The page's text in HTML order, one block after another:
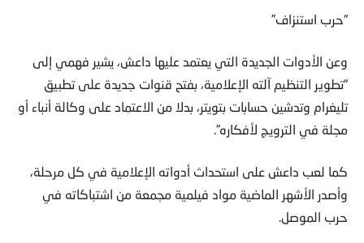
“حرب استنزاف”
وعن الأدوات الجديدة التي يعتمد عليها داعش، يشير فهمي إلى
“تطوير التنظيم آلته الإعلامية، بفتح قنوات جديدة على تطبيق
تليغرام وتدشين حسابات بتويتر، بدلا من الاعتماد على وكالة أنباء أو
مجلة في الترويج لأفكاره”.
كما لعب داعش على استحداث أدواته الإعلامية في كل مرحلة،
وأصدر الأشهر الماضية مواد فيلمية مجمعة من اشتباكاته في
حرب الموصل.